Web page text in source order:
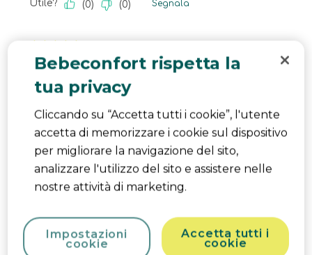
Utile? (0) (0) Segnala
Non me l’aspettavo
Pamela.1988
Sorpresa! Non mi aspettavo visto il prezzo che
invece fosse comodo nello schienale e
abbastanza versatile . Comodo per spostamenti
continui in auto o pratico da portare perché molto
leggero. Anche da chiuso non è ingombrante, la
comodo . Lo consiglio come secondo passeggino
o passeggino leggero per uso quotidiano per
Bebeconfort rispetta la
tua privacy
Cliccando su “Accetta tutti i cookie”, l'utente
accetta di memorizzare i cookie sul dispositivo
per migliorare la navigazione del sito,
analizzare l'utilizzo del sito e assistere nelle
nostre attività di marketing.
Accetta tutti i
cookie
Impostazioni
cookie